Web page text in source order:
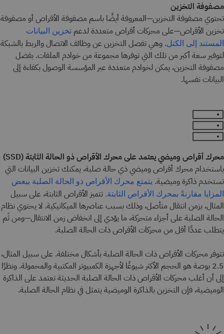
مصفوفة التخزين
تحتوي مصفوفة التخزين—المعروفة أيضًا باسم مصفوفة الأقراص أو مصفوفة
تخزين الأقراص—على محركات أقراص متعددة لدعم تخزين البيانات
المستند إلى الكتل. وهي تفصل التخزين عن وظائف الاتصال والربط بالشبكة
لتوفير سعة أكبر من تلك التي توفرها مجموعة من خوادم الملفات. بفضل
مصفوفة التخزين، يمكن لخوادم متعددة عبر المؤسسة الوصول بكفاءة إلى
البيانات نفسها.
محرك أقراص وميضي يعتمد على محرك الأقراص ذو الحالة الثابتة (SSD)
باستخدام محرك أقراص وميضي ذي حالة صلبة، يمكنك تخزين البيانات التي
تستخدم ذاكرة وميضية. يتمتع محرك الأقراص ذو الحالة الصلبة ببعض
المزايا مقارنةً بمحرك الأقراص الثابتة. تتميز الأقراص الثابتة، على سبيل
المثال، بزمن انتقال متأصل، وذلك بسبب عناصرها الميكانيكية. لا يحتوي نظام
الحالة الصلبة على أجزاء متحركة، ما يؤدي إلى انخفاض زمن الانتقال—ومن ثَم
يتطلب عددًا أقل من محركات الأقراص ذات الحالة الصلبة.
تتوفر محركات الأقراص ذات الحالة الصلبة بأشكال مختلفة. على سبيل المثال،
2.5 بوصة هو الحجم الأكثر شيوعًا لأجهزة الكمبيوتر المكتبية والمحمولة. ونظرًا
إلى أن أغلب محركات الأقراص ذات الحالة الصلبة الحديثة تعتمد على الذاكرة
الوميضية، فإن التخزين بالذاكرة الوميضية يتمثل في نظام الحالة الصلبة.